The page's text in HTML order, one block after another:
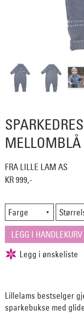
MELLOMBLÅ
FRA LILLE LAM AS
KR 999,-
Lillelams bestselger
sparkebukse med